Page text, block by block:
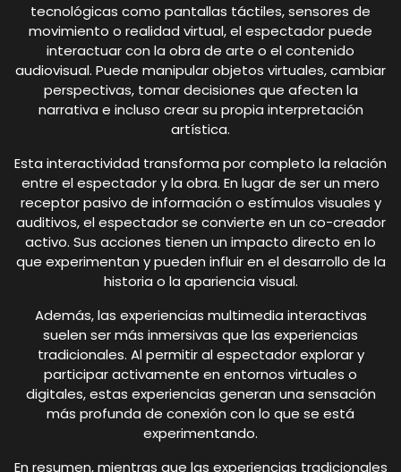
tecnológicas como pantallas táctiles, sensores de
movimiento o realidad virtual, el espectador puede
interactuar con la obra de arte o el contenido
audiovisual. Puede manipular objetos virtuales, cambiar
perspectivas, tomar decisiones que afecten la
narrativa e incluso crear su propia interpretación
artística.
Esta interactividad transforma por completo la relación
entre el espectador y la obra. En lugar de ser un mero
receptor pasivo de información o estímulos visuales y
auditivos, el espectador se convierte en un co-creador
activo. Sus acciones tienen un impacto directo en lo
que experimentan y pueden influir en el desarrollo de la
historia o la apariencia visual.
Además, las experiencias multimedia interactivas
suelen ser más inmersivas que las experiencias
tradicionales. Al permitir al espectador explorar y
participar activamente en entornos virtuales o
digitales, estas experiencias generan una sensación
más profunda de conexión con lo que se está
experimentando.
En resumen, mientras que las experiencias tradicionales